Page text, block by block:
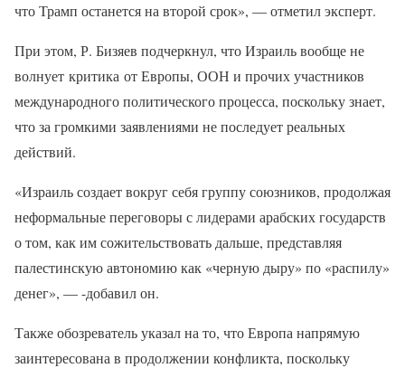
что Трамп останется на второй срок», — отметил эксперт.
При этом, Р. Бизяев подчеркнул, что Израиль вообще не
волнует критика от Европы, ООН и прочих участников
международного политического процесса, поскольку знает,
что за громкими заявлениями не последует реальных
действий.
«Израиль создает вокруг себя группу союзников, продолжая
неформальные переговоры с лидерами арабских государств
о том, как им сожительствовать дальше, представляя
палестинскую автономию как «черную дыру» по «распилу»
денег», — -добавил он.
Также обозреватель указал на то, что Европа напрямую
заинтересована в продолжении конфликта, поскольку